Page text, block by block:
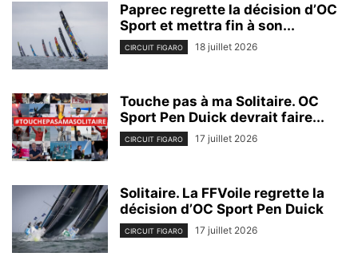
Paprec regrette la décision d’OC
Sport et mettra fin à son...
CIRCUIT FIGARO 18 juillet 2026
Touche pas à ma Solitaire. OC
Sport Pen Duick devrait faire...
CIRCUIT FIGARO 17 juillet 2026
Solitaire. La FFVoile regrette la
décision d’OC Sport Pen Duick
CIRCUIT FIGARO 17 juillet 2026